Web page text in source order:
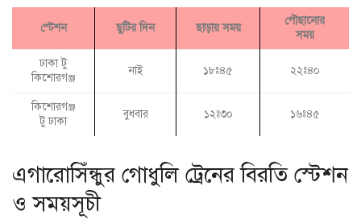
স্টেশন ছুটির দিন ছাড়ায় সময়
পৌছানোর
সময়
ঢাকা টু
কিশোরগঞ্জ
নাই ১৮ঃ৪৫ ২২ঃ৪০
কিশোরগঞ্জ
টু ঢাকা
বুধবার ১২ঃ৩০ ১৬ঃ৪৫
এগারোসিঁন্ধুর গোধুলি ট্রেনের বিরতি স্টেশন
ও সময়সূচী